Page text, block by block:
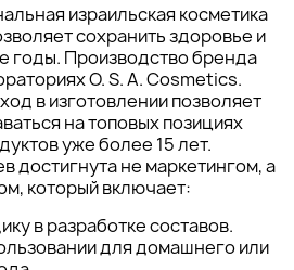
израильская косметика
сохранить здоровье и
годы. Производство бренда
O. S. A. Cosmetics.
в изготовлении позволяет
на топовых позициях
уже более 15 лет.
достигнута не маркетингом, а
который включает:
в разработке составов.
для домашнего или